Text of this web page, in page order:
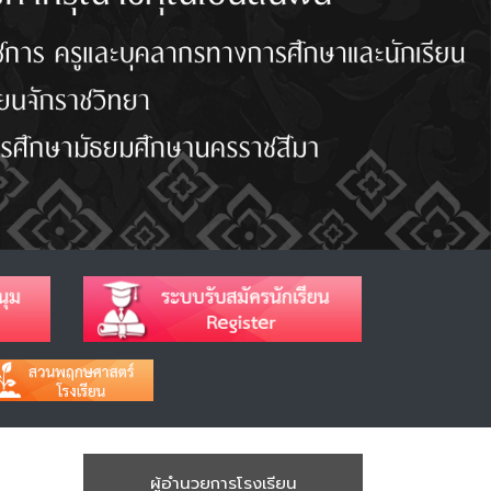
ผู้อำนวยการโรงเรียน